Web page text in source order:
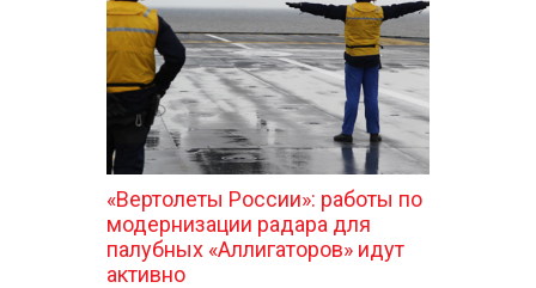
«Вертолеты России»: работы по
модернизации радара для
палубных «Аллигаторов» идут
активно